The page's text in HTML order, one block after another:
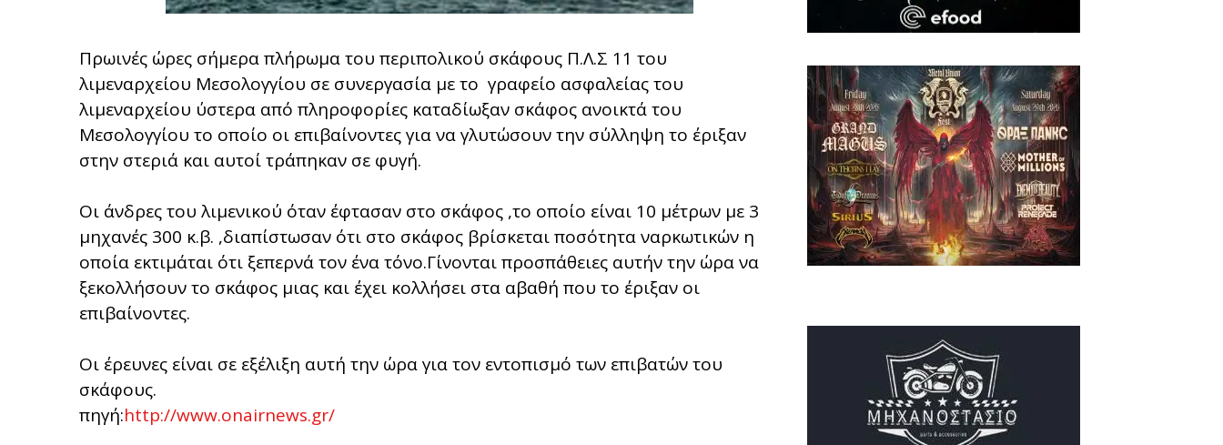
Πρωινές ώρες σήμερα πλήρωμα του περιπολικού σκάφους Π.Λ.Σ 11 του
λιμεναρχείου Μεσολογγίου σε συνεργασία με το γραφείο ασφαλείας του
λιμεναρχείου ύστερα από πληροφορίες καταδίωξαν σκάφος ανοικτά του
Μεσολογγίου το οποίο οι επιβαίνοντες για να γλυτώσουν την σύλληψη το έριξαν
στην στεριά και αυτοί τράπηκαν σε φυγή.
Οι άνδρες του λιμενικού όταν έφτασαν στο σκάφος ,το οποίο είναι 10 μέτρων με 3
μηχανές 300 κ.β. ,διαπίστωσαν ότι στο σκάφος βρίσκεται ποσότητα ναρκωτικών η
οποία εκτιμάται ότι ξεπερνά τον ένα τόνο.Γίνονται προσπάθειες αυτήν την ώρα να
ξεκολλήσουν το σκάφος μιας και έχει κολλήσει στα αβαθή που το έριξαν οι
επιβαίνοντες.
Οι έρευνες είναι σε εξέλιξη αυτή την ώρα για τον εντοπισμό των επιβατών του
σκάφους.
πηγή:http://www.onairnews.gr/